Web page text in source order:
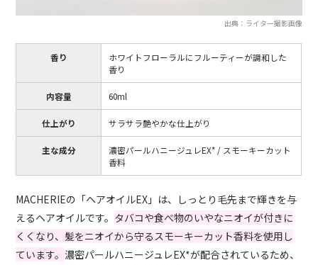
出典：ライター撮影画像
香り
ホワイトフローラルにフルーティーが調和した
香り
内容量 60ml
仕上がり サラサラ艶やかな仕上がり
主な成分
濃密パールハニージュレEX* / スモーキーカット
香料
MACHERIEの「ヘアオイルEX」は、しっとり毛先まで輝きを与
えるヘアオイルです。 タバコや食べ物のいやなニオイが付きに
くくなり、髪をニオイから守るスモーキーカット香料を使用し
ています。 濃密パールハニージュレEX*が配合されているため、